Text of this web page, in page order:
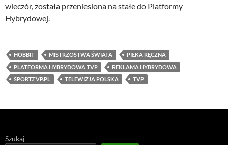
wieczór, została przeniesiona na stałe do Platformy
Hybrydowej.
HOBBIT MISTRZOSTWA ŚWIATA
PIŁKA RĘCZNA
PLATFORMA HYBRYDOWA TVP
REKLAMA HYBRYDOWA
SPORT.TVP.PL
TELEWIZJA POLSKA TVP
Szukaj